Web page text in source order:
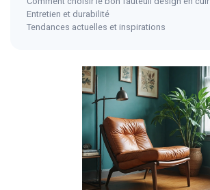
Entretien et durabilité
Tendances actuelles et inspirations